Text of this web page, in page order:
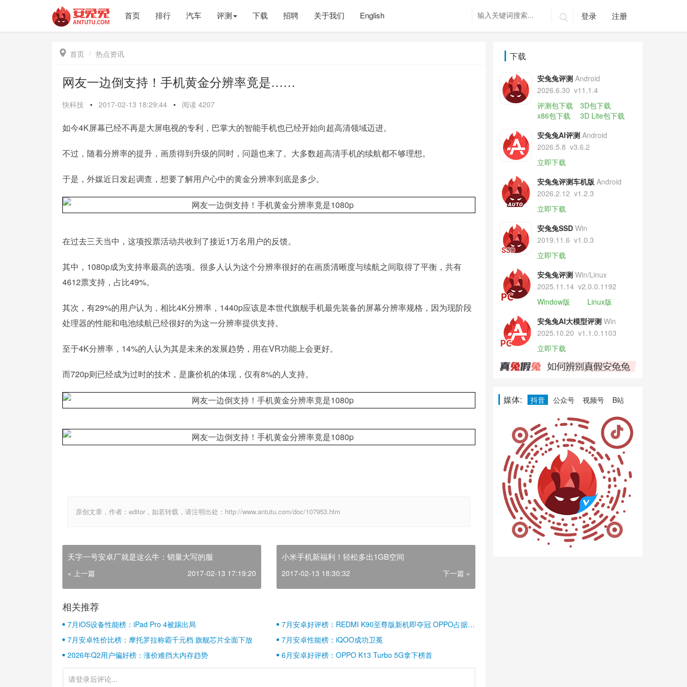
首页 排行 汽车 评测 下载 招聘 关于我们 English  登录 注册
 首页 热点资讯
网友一边倒支持！手机黄金分辨率竟是……
快科技 • 2017-02-13 18:29:44 • 阅读 4207
如今4K屏幕已经不再是大屏电视的专利，巴掌大的智能手机也已经开始向超高清领域迈进。
不过，随着分辨率的提升，画质得到升级的同时，问题也来了。大多数超高清手机的续航都不够理想。
于是，外媒近日发起调查，想要了解用户心中的黄金分辨率到底是多少。
在过去三天当中，这项投票活动共收到了接近1万名用户的反馈。
其中，1080p成为支持率最高的选项。很多人认为这个分辨率很好的在画质清晰度与续航之间取得了平衡，共有
4612票支持，占比49%。
其次，有29%的用户认为，相比4K分辨率，1440p应该是本世代旗舰手机最先装备的屏幕分辨率规格，因为现阶段
处理器的性能和电池续航已经很好的为这一分辨率提供支持。
至于4K分辨率，14%的人认为其是未来的发展趋势，用在VR功能上会更好。
而720p则已经成为过时的技术，是廉价机的体现，仅有8%的人支持。
原创文章，作者：editor，如若转载，请注明出处：http://www.antutu.com/doc/107953.htm
天字一号安卓厂就是这么牛：销量大写的服
« 上一篇 2017-02-13 17:19:20
小米手机新福利！轻松多出1GB空间
2017-02-13 18:30:32 下一篇 »
相关推荐
7月iOS设备性能榜：iPad Pro 4被踢出局
7月安卓好评榜：REDMI K90至尊版新机即夺冠 OPPO占据半
壁江山
7月安卓性价比榜：摩托罗拉称霸千元档 旗舰芯片全面下放
7月安卓性能榜：iQOO成功卫冕
2026年Q2用户偏好榜：涨价难挡大内存趋势
6月安卓好评榜：OPPO K13 Turbo 5G拿下榜首
下载
安兔兔评测 Android
2026.6.30 v11.1.4
评测包下载
3D包下载
x86包下载
3D Lite包下载
安兔兔AI评测 Android
2026.5.8 v3.6.2
立即下载
安兔兔评测车机版 Android
2026.2.12 v1.2.3
立即下载
安兔兔SSD Win
2019.11.6 v1.0.3
立即下载
安兔兔评测 Win/Linux
2025.11.14 v2.0.0.1192
Window版
Linux版
安兔兔AI大模型评测 Win
2025.10.20 v1.1.0.1103
立即下载
媒体: 抖音 公众号 视频号 B站